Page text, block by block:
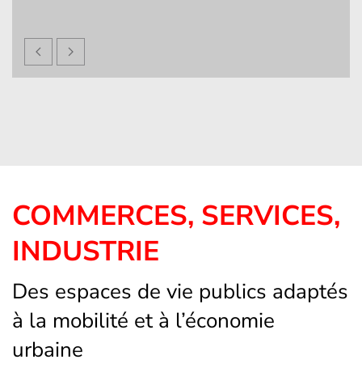
COMMERCES, SERVICES,
INDUSTRIE
Des espaces de vie publics adaptés
à la mobilité et à l’économie
urbaine